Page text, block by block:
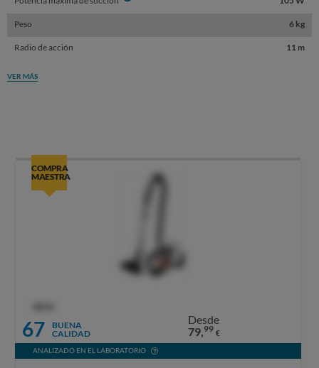
Peso 6 kg
Radio de acción 11 m
VER MÁS
COMPRA
MAESTRA
67
BUENA
CALIDAD
Desde
79,99 €
ANALIZADO EN EL LABORATORIO